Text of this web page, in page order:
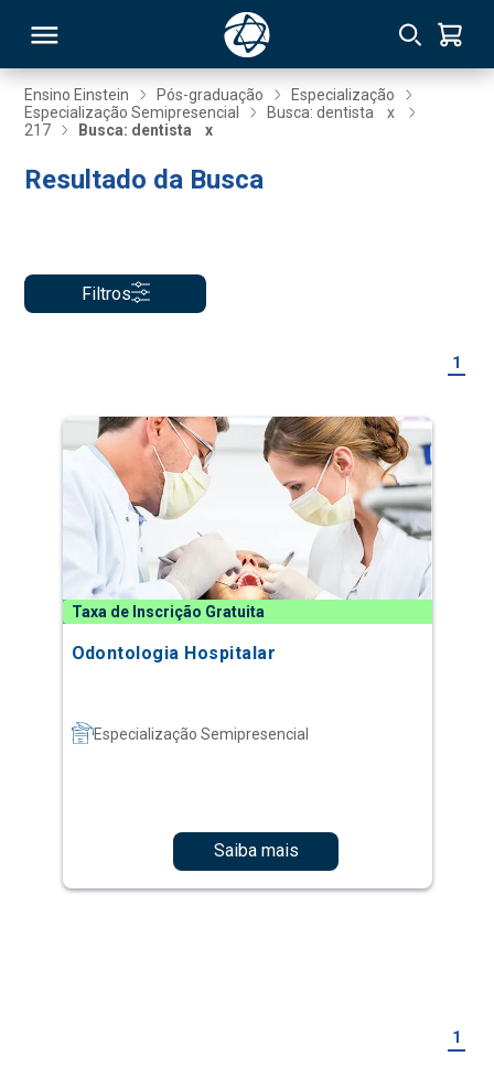
Ensino Einstein Pós-graduação
Especialização
Especialização Semipresencial
Busca: dentista
x
217
Busca: dentista x
Resultado da Busca
Filtros
1
Taxa de Inscrição Gratuita
Odontologia Hospitalar
Especialização Semipresencial
Saiba mais
1